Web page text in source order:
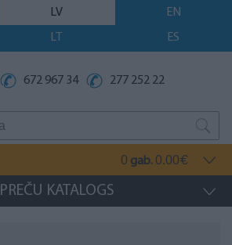
LV
EN
LT ES
672 967 34 277 252 22
0 gab. 0.00€
PREČU KATALOGS